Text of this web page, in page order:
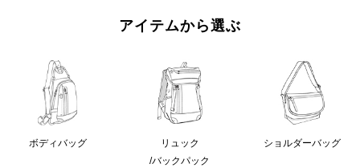
アイテムから選ぶ
ボディバッグ
リュック
/バックパック
ショルダーバッグ